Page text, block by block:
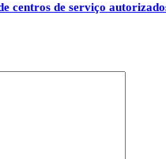
centros de serviço